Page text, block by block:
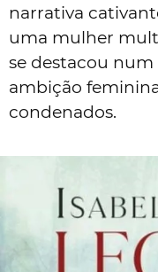
narrativa
uma mulher
se destacou
ambição
condenados.